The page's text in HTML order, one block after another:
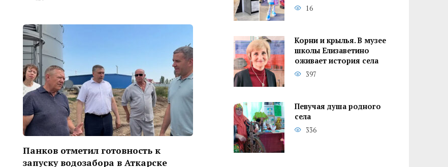
Панков отметил готовность к
запуску водозабора в Аткарске
16
Корни и крылья. В музее
школы Елизаветино
оживает история села
397
Певучая душа родного
села
336